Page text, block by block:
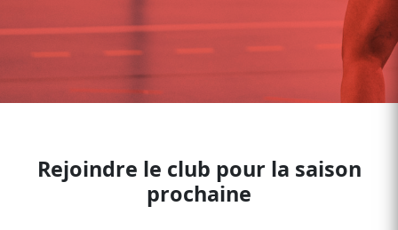
Rejoindre le club pour la saison
prochaine